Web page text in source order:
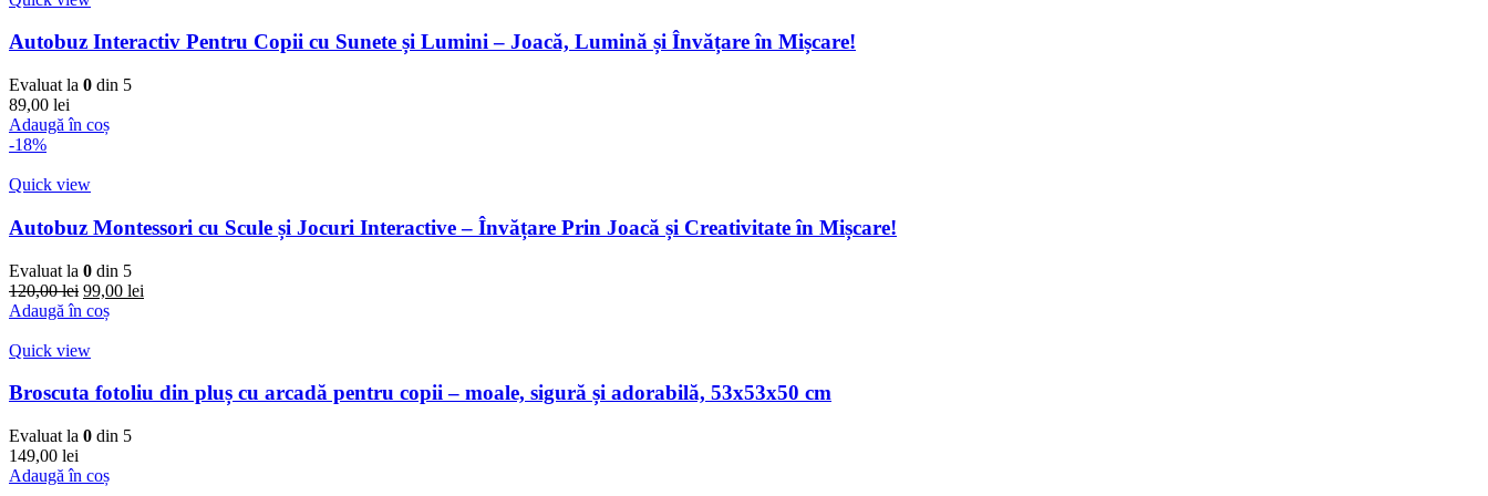
Autobuz Interactiv Pentru Copii cu Sunete și Lumini – Joacă, Lumină și Învățare în Mișcare!
Evaluat la 0 din 5
89,00 lei
Adaugă în coș
-18%
Quick view
Autobuz Montessori cu Scule și Jocuri Interactive – Învățare Prin Joacă și Creativitate în Mișcare!
Evaluat la 0 din 5
120,00lei Prețul
inițial
fost:
99,00 lei
Adaugă în coș
Quick view
Broscuta fotoliu din pluș cu arcadă pentru copii – moale, sigură și adorabilă, 53x53x50 cm
Evaluat la 0 din 5
149,00 lei
Adaugă în coș